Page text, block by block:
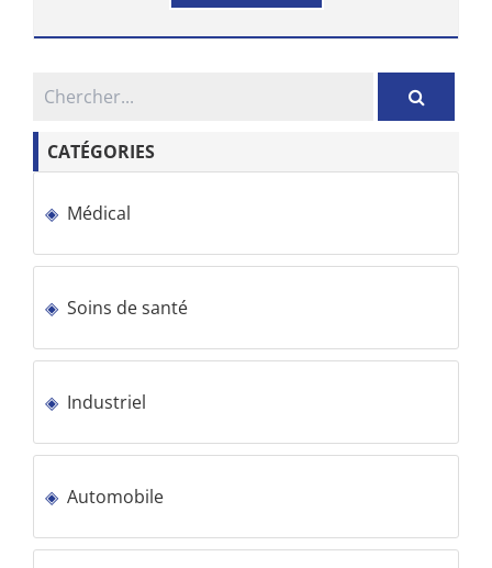
CATÉGORIES
Médical
Soins de santé
Industriel
Automobile